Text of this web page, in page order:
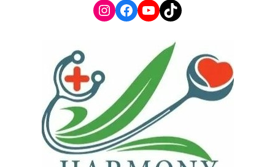
Instagram
Facebook
YouTube
TikTok